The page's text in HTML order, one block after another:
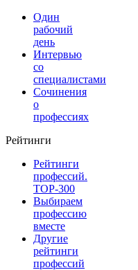
Один
рабочий
день
Интервью
со
специалистами
Сочинения
о
профессиях
Рейтинги
Рейтинги
профессий.
TOP-300
Выбираем
профессию
вместе
Другие
рейтинги
профессий